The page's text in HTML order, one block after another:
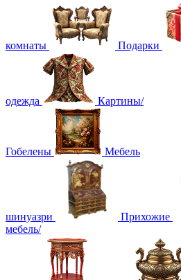
комнаты Подарки
одежда Картины/
Гобелены Мебель
шинуазри Прихожие
мебель/